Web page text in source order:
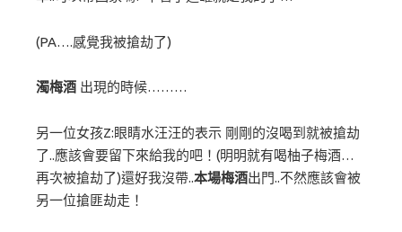
(PA….感覺我被搶劫了)
濁梅酒 出現的時候………
另一位女孩Z:眼睛水汪汪的表示 剛剛的沒喝到就被搶劫
了..應該會要留下來給我的吧！(明明就有喝柚子梅酒…
再次被搶劫了)還好我沒帶..本場梅酒出門..不然應該會被
另一位搶匪劫走！